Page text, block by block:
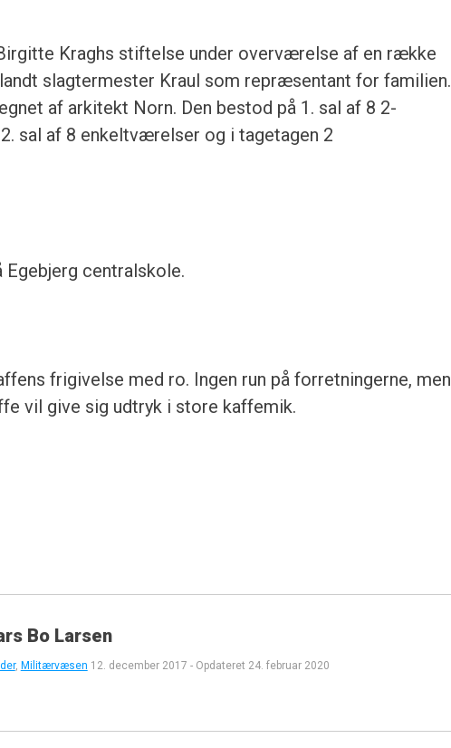
Kraghs stiftelse under overværelse af en række
slagtermester Kraul som repræsentant for familien.
af arkitekt Norn. Den bestod på 1. sal af 8 2-
sal af 8 enkeltværelser og i tagetagen 2
Egebjerg centralskole.
frigivelse med ro. Ingen run på forretningerne, men
vil give sig udtryk i store kaffemik.
Bo Larsen
, Militærvæsen 12. december 2017 - Opdateret 24. februar 2020